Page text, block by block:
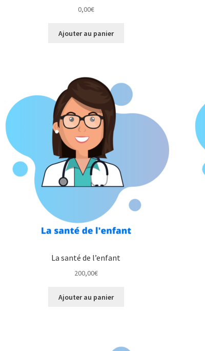
0,00€
Ajouter au panier
La santé de l’enfant
200,00€
Ajouter au panier